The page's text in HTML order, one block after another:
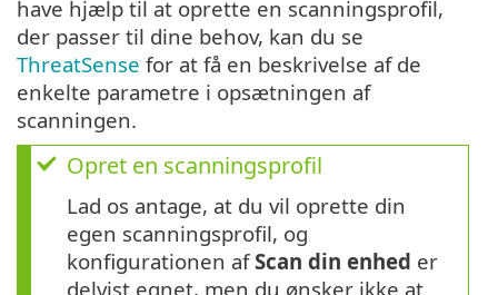
have hjælp til at oprette en scanningsprofil,
der passer til dine behov, kan du se
ThreatSense for at få en beskrivelse af de
enkelte parametre i opsætningen af
scanningen.
Opret en scanningsprofil
Lad os antage, at du vil oprette din
egen scanningsprofil, og
konfigurationen afScan din enhed er
delvist egnet, men du ønsker ikke at